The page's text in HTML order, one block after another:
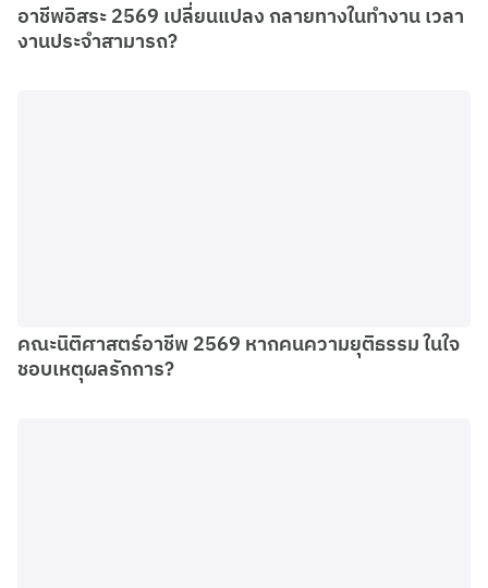
อาชีพอิสระ 2569 เปลี่ยนแปลง กลายทางในทำงาน เวลา
งานประจำสามารถ?
คณะนิติศาสตร์อาชีพ 2569 หากคนความยุติธรรม ในใจ
ชอบเหตุผลรักการ?